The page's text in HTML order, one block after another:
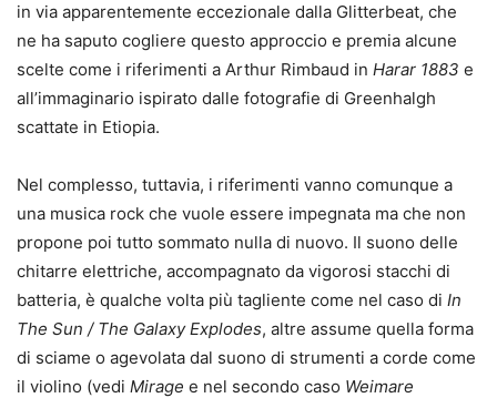
in via apparentemente eccezionale dalla Glitterbeat, che
ne ha saputo cogliere questo approccio e premia alcune
scelte come i riferimenti a Arthur Rimbaud in Harar 1883 e
all’immaginario ispirato dalle fotografie di Greenhalgh
scattate in Etiopia.
Nel complesso, tuttavia, i riferimenti vanno comunque a
una musica rock che vuole essere impegnata ma che non
propone poi tutto sommato nulla di nuovo. Il suono delle
chitarre elettriche, accompagnato da vigorosi stacchi di
batteria, è qualche volta più tagliente come nel caso di In
The Sun / The Galaxy Explodes, altre assume quella forma
di sciame o agevolata dal suono di strumenti a corde come
il violino (vedi Mirage e nel secondo caso Weimare